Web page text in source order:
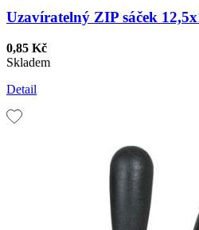
Uzavíratelný ZIP sáček
0,85 Kč
Skladem
Detail